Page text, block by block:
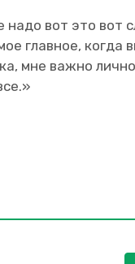
надо вот это
главное,
мне важно